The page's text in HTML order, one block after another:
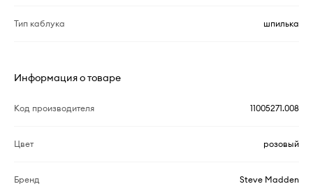
Тип каблука шпилька
Информация о товаре
Код производителя 11005271.008
Цвет розовый
Бренд Steve Madden